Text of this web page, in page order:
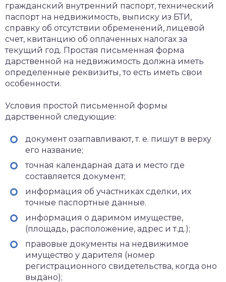
гражданский внутренний паспорт, технический
паспорт на недвижимость, выписку из БТИ,
справку об отсутствии обременений, лицевой
счет, квитанцию об оплаченных налогах за
текущий год. Простая письменная форма
дарственной на недвижимость должна иметь
определенные реквизиты, то есть иметь свои
особенности.
Условия простой письменной формы
дарственной следующие:
документ озаглавливают, т. е. пишут в верху
его название;
точная календарная дата и место где
составляется документ;
информация об участниках сделки, их
точные паспортные данные.
информация о даримом имуществе,
(площадь, расположение, адрес и т.д.);
правовые документы на недвижимое
имущество у дарителя (номер
регистрационного свидетельства, когда оно
выдано);